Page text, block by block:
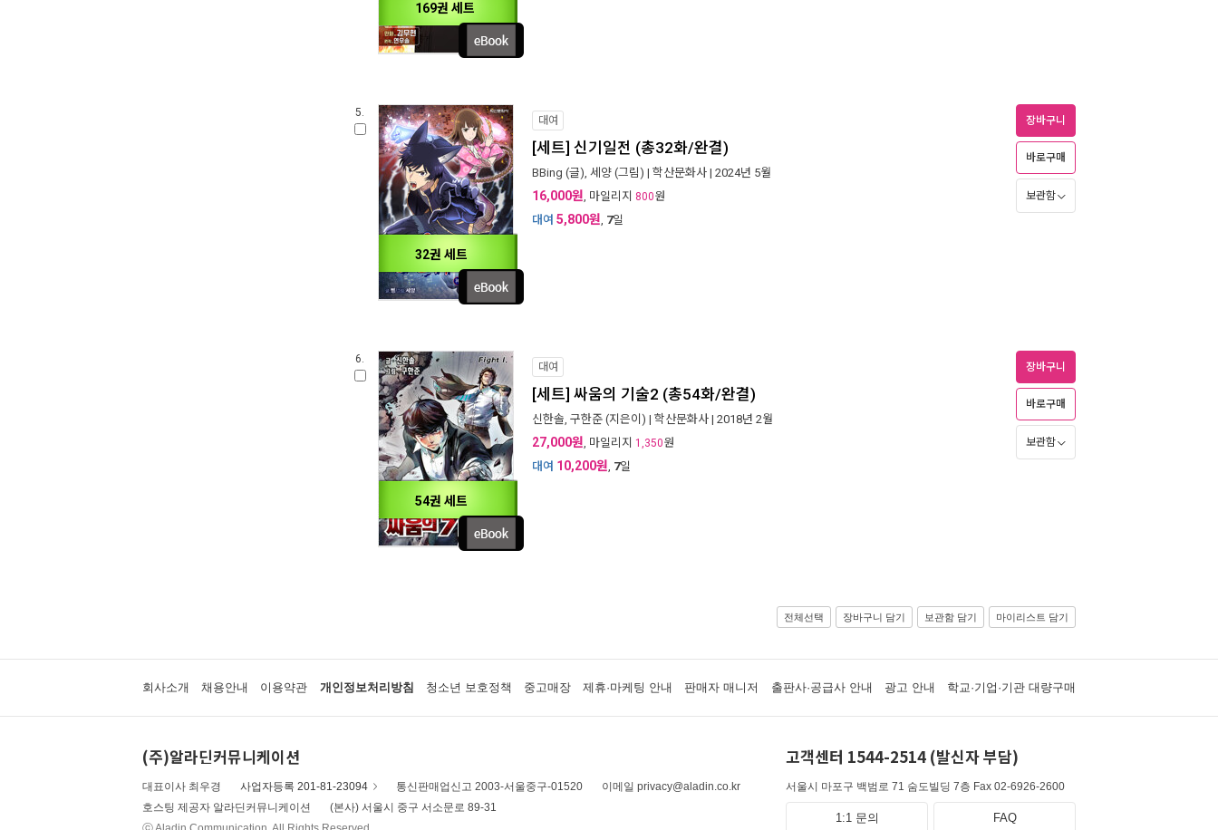
169권 세트
5.
32권 세트
대여
[세트] 신기일전 (총32화/완결)
BBing (글), 세양 (그림) | 학산문화사 | 2024년 5월
16,000원, 마일리지 800원
대여 5,800원, 7일
장바구니
바로구매
보관함
6.
54권 세트
대여
[세트] 싸움의 기술2 (총54화/완결)
신한솔, 구한준 (지은이) | 학산문화사 | 2018년 2월
27,000원, 마일리지 1,350원
대여 10,200원, 7일
장바구니
바로구매
보관함
전체선택 장바구니 담기 보관함 담기 마이리스트 담기
회사소개 채용안내 이용약관 개인정보처리방침 청소년 보호정책 중고매장 제휴·마케팅 안내 판매자 매니저 출판사·공급사 안내 광고 안내 학교·기업·기관 대량구매
(주)알라딘커뮤니케이션
대표이사 최우경 사업자등록 201-81-23094 통신판매업신고 2003-서울중구-01520
이메일 privacy@aladin.co.kr
호스팅 제공자 알라딘커뮤니케이션
(본사) 서울시 중구 서소문로 89-31
고객센터 1544-2514 (발신자 부담)
서울시 마포구 백범로 71 숨도빌딩 7층 Fax 02-6926-2600
1:1 문의 FAQ